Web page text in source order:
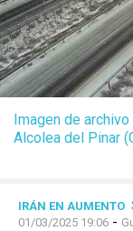
Imagen de
Alcolea del Pinar
IRÁN EN AUMENTO
01/03/2025 19:06 -